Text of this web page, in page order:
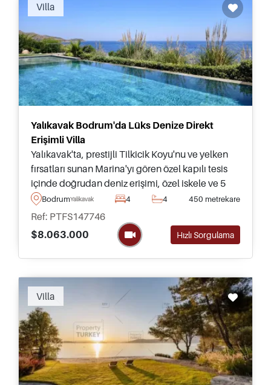
Villa
Yalıkavak Bodrum'da Lüks Denize Direkt
Erişimli Villa
Yalıkavak'ta, prestijli Tilkicik Koyu'nu ve yelken
fırsatları sunan Marina'yı gören özel kapılı tesis
içinde doğrudan deniz erişimi, özel iskele ve 5
yıldızlı olanaklar sunan seçkin villa.
BodrumYalikavak 4 4 450 metrekare
Ref: PTFS147746
$8.063.000
Hızlı Sorgulama
Villa